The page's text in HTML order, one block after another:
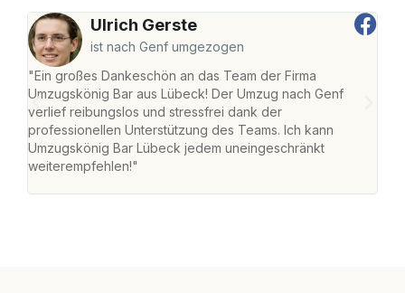
Ulrich Gerste
ist nach Genf umgezogen
"Ein großes Dankeschön an das Team der Firma
Umzugskönig Bar aus Lübeck! Der Umzug nach Genf
verlief reibungslos und stressfrei dank der
professionellen Unterstützung des Teams. Ich kann
Umzugskönig Bar Lübeck jedem uneingeschränkt
weiterempfehlen!"